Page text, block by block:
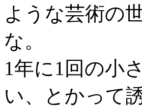
ような芸術の
な。
1年に1回の小
い、とかって